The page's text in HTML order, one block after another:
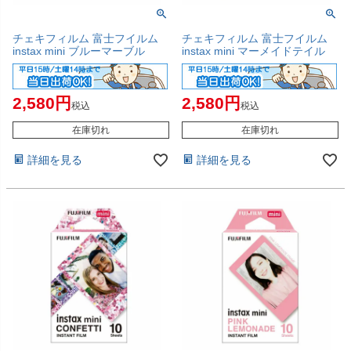
チェキフィルム 富士フイルム
instax mini ブルーマーブル
2,580 税込
在庫切れ
詳細を見る
チェキフィルム 富士フイルム
instax mini マーメイドテイル
2,580 税込
在庫切れ
詳細を見る